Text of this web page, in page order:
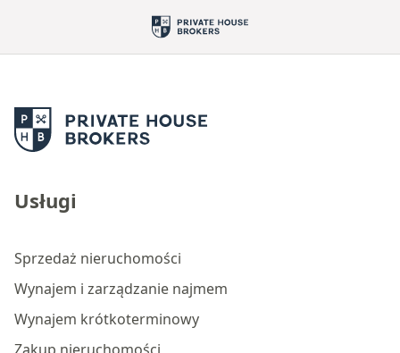
Usługi
Sprzedaż nieruchomości
Wynajem i zarządzanie najmem
Wynajem krótkoterminowy